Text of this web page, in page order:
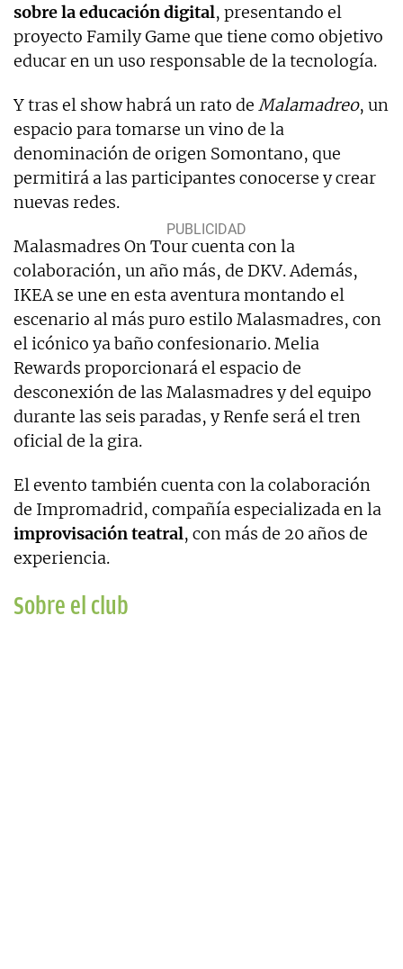
sobre la educación digital, presentando el
proyecto Family Game que tiene como objetivo
educar en un uso responsable de la tecnología.
Y tras el show habrá un rato de Malamadreo, un
espacio para tomarse un vino de la
denominación de origen Somontano, que
permitirá a las participantes conocerse y crear
nuevas redes.
Malasmadres On Tour cuenta con la
colaboración, un año más, de DKV. Además,
IKEA se une en esta aventura montando el
escenario al más puro estilo Malasmadres, con
el icónico ya baño confesionario. Melia
Rewards proporcionará el espacio de
desconexión de las Malasmadres y del equipo
durante las seis paradas, y Renfe será el tren
oficial de la gira.
El evento también cuenta con la colaboración
de Impromadrid, compañía especializada en la
improvisación teatral, con más de 20 años de
experiencia.
Sobre el club